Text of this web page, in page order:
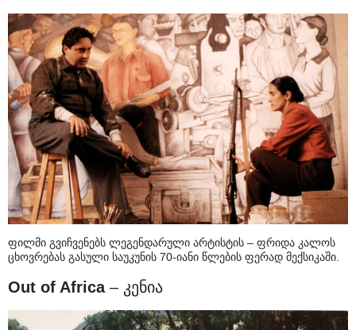
ფილმი გვიჩვენებს ლეგენდარული არტისტის – ფრიდა კალოს
ცხოვრებას გასული საუკუნის 70-იანი წლების ფერად მექსიკაში.
Out of Africa– კენია